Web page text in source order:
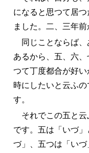
になると思つて居
ました。二、三年前
同じことならば、
あるから、五、六
つて丁度都合が好
時にしたいと云ふ
す。
それでこの五と云
です。五は「いづ
づ」、五つは「い